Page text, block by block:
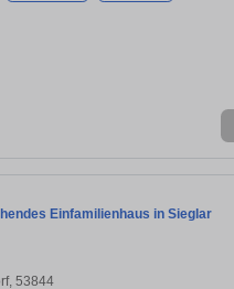
Einfamilienhaus in Sieglar
53844